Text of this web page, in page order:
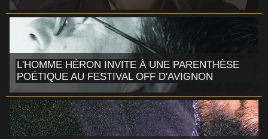
L'HOMME HÉRON INVITE À UNE PARENTHÈSE
POÉTIQUE AU FESTIVAL OFF D'AVIGNON